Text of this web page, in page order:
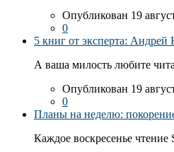
Опубликован 19
0
5 книг от эксперта:
А ваша милость любите
Опубликован 19
0
Планы на неделю:
Каждое воскресенье